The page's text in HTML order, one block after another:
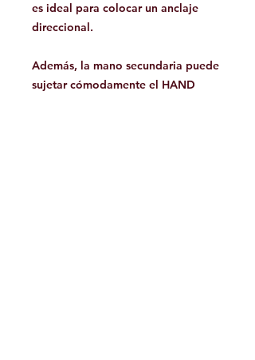
es ideal para colocar un anclaje
direccional.
Además, la mano secundaria puede
sujetar cómodamente el HAND